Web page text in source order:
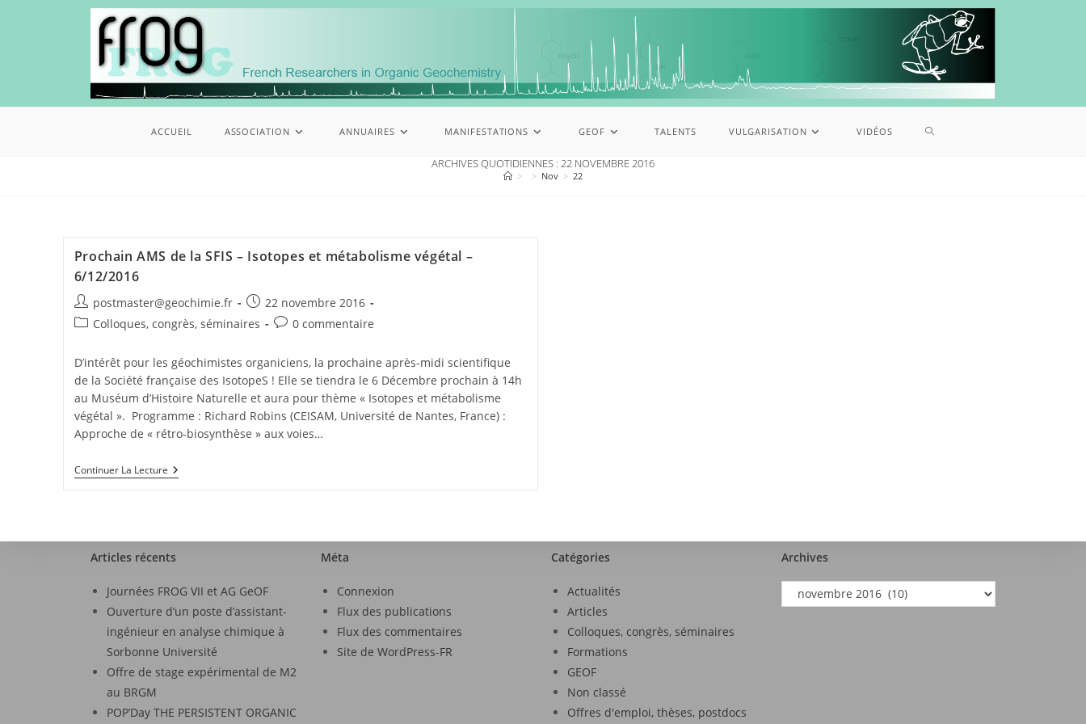
ACCUEIL ASSOCIATION ANNUAIRES MANIFESTATIONS GEOF TALENTS VULGARISATION VIDÉOS
ARCHIVES QUOTIDIENNES : 22 NOVEMBRE 2016
> > Nov > 22
Prochain AMS de la SFIS – Isotopes et métabolisme végétal –
6/12/2016
postmaster@geochimie.fr
22 novembre 2016
Colloques, congrès, séminaires
0 commentaire
D’intérêt pour les géochimistes organiciens, la prochaine après-midi scientifique
de la Société française des IsotopeS ! Elle se tiendra le 6 Décembre prochain à 14h
au Muséum d’Histoire Naturelle et aura pour thème « Isotopes et métabolisme
végétal ». Programme : Richard Robins (CEISAM, Université de Nantes, France) :
Approche de « rétro-biosynthèse » aux voies…
Continuer La Lecture
Articles récents
Journées FROG VII et AG GeOF
Ouverture d’un poste d’assistant-
ingénieur en analyse chimique à
Sorbonne Université
Offre de stage expérimental de M2
au BRGM
POP’Day THE PERSISTENT ORGANIC
Méta
Connexion
Flux des publications
Flux des commentaires
Site de WordPress-FR
Catégories
Actualités
Articles
Colloques, congrès, séminaires
Formations
GEOF
Non classé
Offres d'emploi, thèses, postdocs
Archives